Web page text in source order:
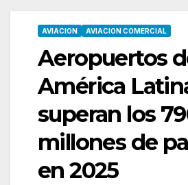
AVIACION AVIACION COMERCIAL
Aeropuertos
América
superan los
millones de
en 2025